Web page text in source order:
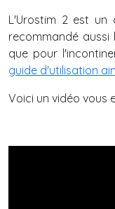
L'Urostim 2 est un
recommandé
que pour
guide d'utilisation
Voici un vidéo vous